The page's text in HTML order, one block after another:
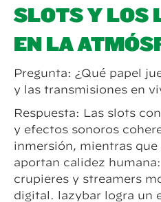
SLOTS Y LOS
EN LA
Pregunta: ¿Qué papel
y las transmisiones en
Respuesta: Las slots
y efectos sonoros
inmersión, mientras
aportan calidez
crupieres y streamers
digital. lazybar logra un